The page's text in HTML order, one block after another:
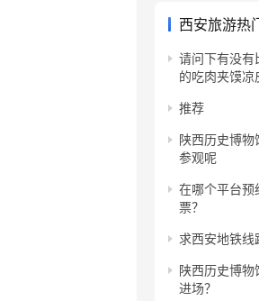
西安旅游热
请问下有没有
的吃肉夹馍凉
推荐
陕西历史博
参观呢
在哪个平台预
票？
求西安地铁线
陕西历史博物
进场？